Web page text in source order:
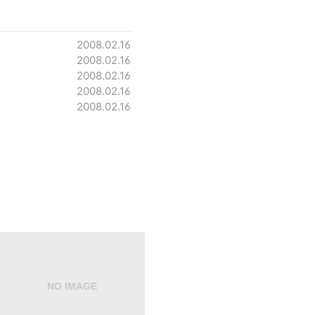
2008.02.16
2008.02.16
2008.02.16
2008.02.16
2008.02.16